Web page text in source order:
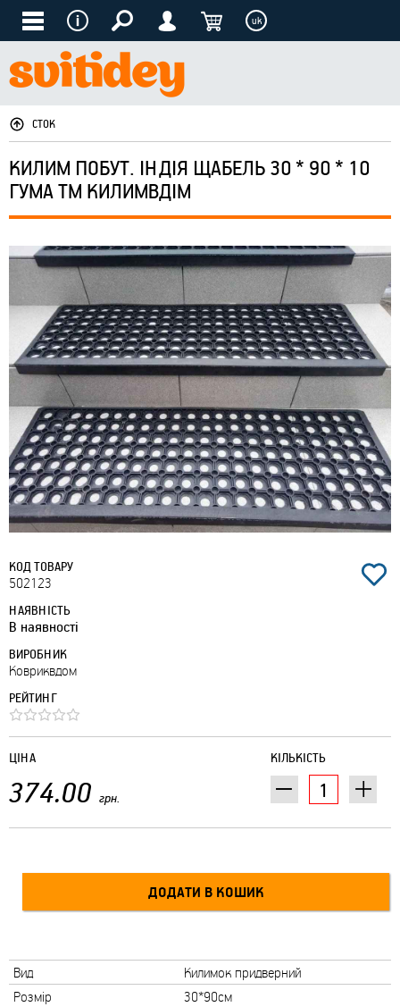
uk
СТОК
КИЛИМ ПОБУТ. ІНДІЯ ЩАБЕЛЬ 30 * 90 * 10
ГУМА ТМ КИЛИМВДІМ
КОД ТОВАРУ
502123
НАЯВНІСТЬ
В наявності
ВИРОБНИК
Ковриквдом
РЕЙТИНГ
КІЛЬКІСТЬ
ЦІНА
374.00 грн.
Вид
Килимок придверний
Розмір
30*90см